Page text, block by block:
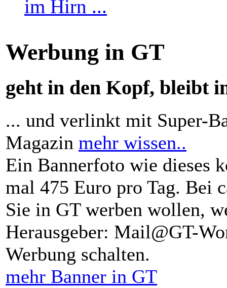
Werbung in GT
geht in den Kopf, bleibt
... und verlinkt mit Super-
Magazin mehr wissen..
Ein Bannerfoto wie dieses
mal 475 Euro pro Tag. Bei
Sie in GT werben wollen,
Herausgeber: Mail@GT-
Werbung schalten.
mehr Banner in GT